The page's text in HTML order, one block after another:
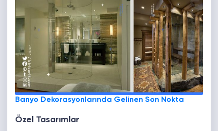
Banyo Dekorasyonlarında Gelinen Son Nokta
Özel Tasarımlar